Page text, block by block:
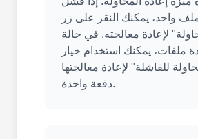
واحد، يمكنك النقر على زر
لإعادة معالجته. في حالة
ملفات، يمكنك استخدام خيار
للفاشلة" لإعادة معالجتها
دفعة واحدة.